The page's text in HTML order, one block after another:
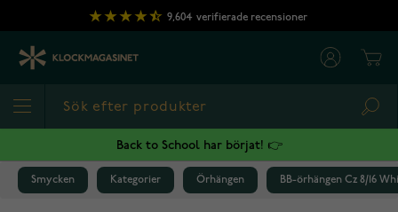
Hoppa till innehållet
9,604 verifierade recensioner
Back to School har börjat! 👉
Smycken Kategorier Örhängen BB-örhängen Cz 8/16